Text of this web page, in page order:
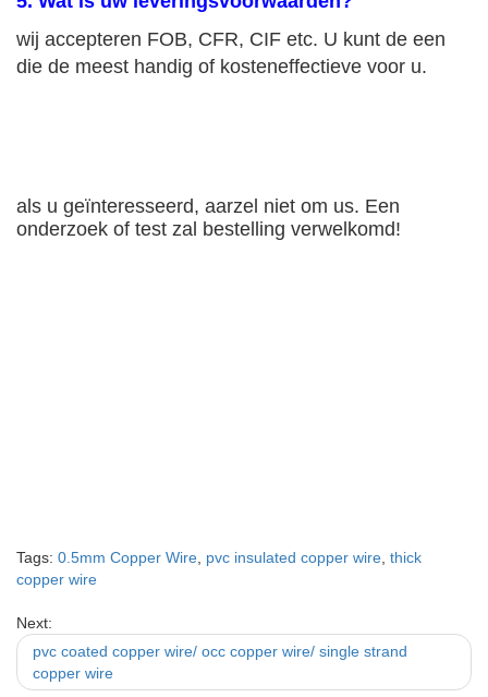
wij accepteren FOB, CFR, CIF etc. U kunt de een
die de meest handig of kosteneffectieve voor u.
als u geïnteresseerd, aarzel niet om us. Een
onderzoek of test zal bestelling verwelkomd!
Tags: 0.5mm Copper Wire pvc insulated copper wire thick
copper wire
Next:
pvc coated copper wire/ occ copper wire/ single strand
copper wire